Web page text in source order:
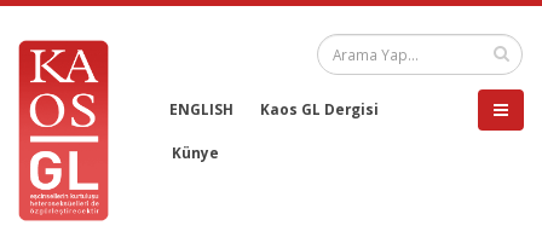
ENGLISH Kaos GL Dergisi
Künye